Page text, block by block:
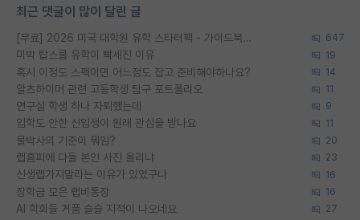
최근 댓글이 많이 달린 글
[무료] 2026 미국 대학원 유학 스타터팩 - 가이드북 & 합격자 컨택메일 템플릿 647
미박 탑스쿨 유학이 빡세진 이유 19
혹시 이정도 스펙이면 어느정도 잡고 준비해야하나요? 14
알츠하이머 관련 고등학생 탐구 포트폴리오 11
연구실 학생 하나 자퇴했는데 9
입학도 안한 신입생이 원래 관심을 받나요 11
물박사의 기준이 뭐임? 20
랩홈피에 다들 본인 사진 올리냐 23
신생랩가지말라는 이유가 있었구나 16
장학금 모은 랩비통장 16
AI 학회들 거품 슬슬 지적이 나오네요 27